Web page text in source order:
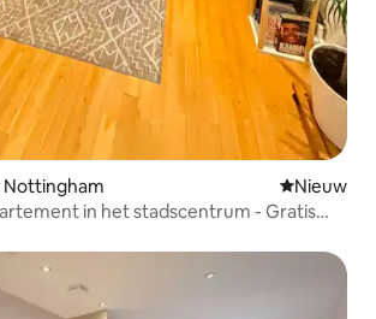
Nieuwe
Nieuw
in het stadscentrum - Gratis